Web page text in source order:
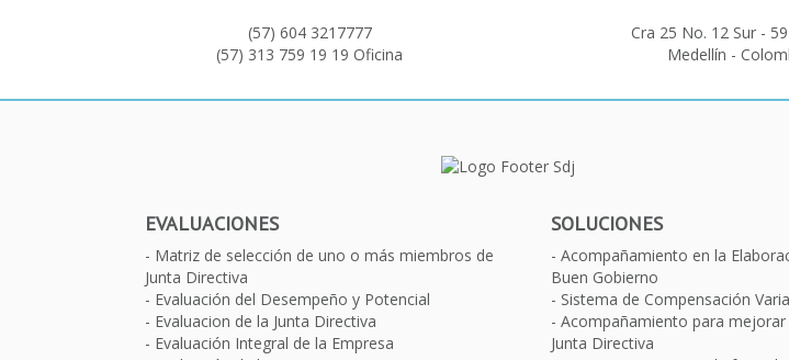
(57) 604 3217777
(57) 313 759 19 19 Oficina
Cra 25 No. 12 Sur -
Medellín -
EVALUACIONES
Matriz de selección de uno o más miembros de
Junta Directiva
Evaluación del Desempeño y Potencial
Evaluacion de la Junta Directiva
Evaluación Integral de la Empresa
SOLUCIONES
Acompañamiento en la
Buen Gobierno
Sistema de Compensación
Acompañamiento para mejorar
Junta Directiva